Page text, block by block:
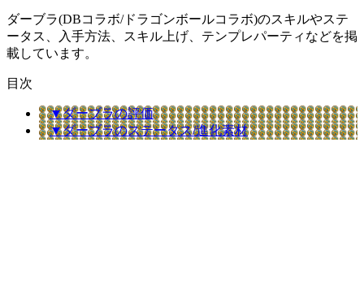
ダーブラ(DBコラボ/ドラゴンボールコラボ)のスキルやステ
ータス、入手方法、スキル上げ、テンプレパーティなどを掲
載しています。
目次
▼ダーブラの評価
▼ダーブラのステータス/進化素材